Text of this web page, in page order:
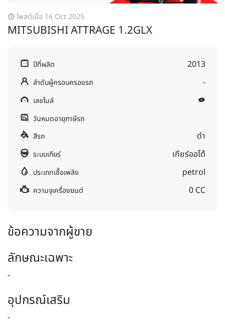
โพสต์เมื่อ 16 Oct 2025
MITSUBISHI​ ATTRAGE​ 1.2GLX
ปีที่ผลิต 2013
ลำดับผู้ครอบครองรถ -
เลขไมล์
วันหมดอายุภาษีรถ
สีรถ
ดำ
ระบบเกียร์ เกียร์ออโต้
ประเภทเชื้อเพลิง petrol
ความจุเครื่องยนต์ 0 CC
ข้อความจากผู้ขาย
ลักษณะเฉพาะ
-
อุปกรณ์เสริม
-